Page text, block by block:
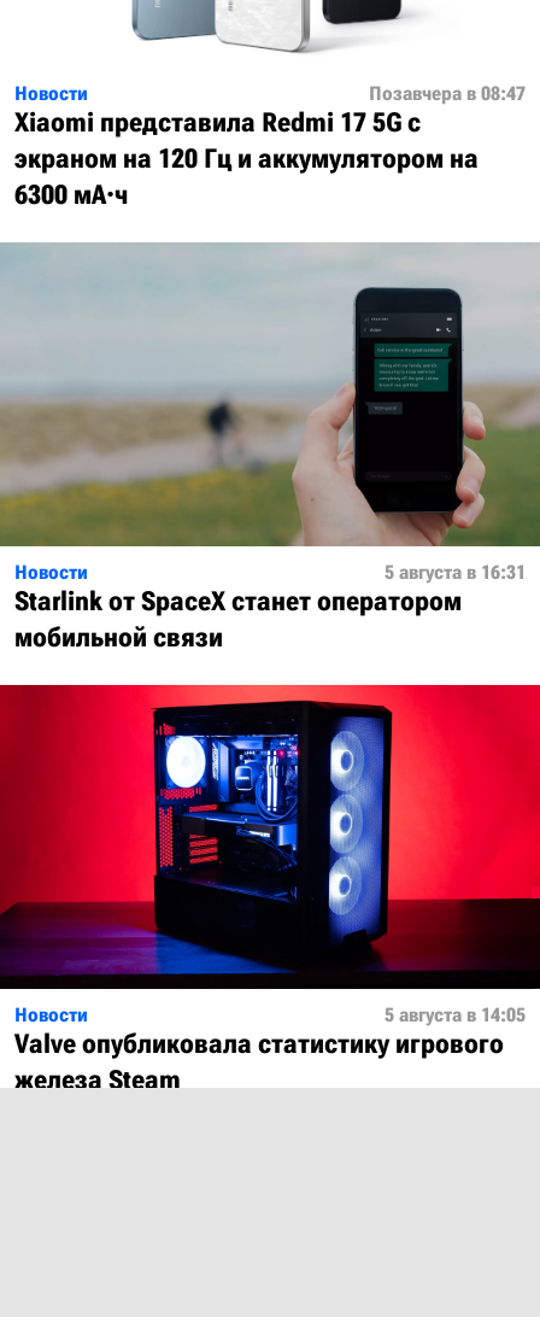
Новости Позавчера в 08:47
Xiaomi представила Redmi 17 5G с
экраном на 120 Гц и аккумулятором на
6300 мА·ч
Новости 5 августа в 16:31
Starlink от SpaceX станет оператором
мобильной связи
Новости 5 августа в 14:05
Valve опубликовала статистику игрового
железа Steam